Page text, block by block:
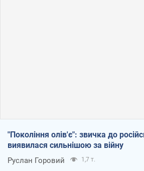
"Покоління олів'є": звичка до
виявилася сильнішою за війну
Руслан Горовий 1,7 т.